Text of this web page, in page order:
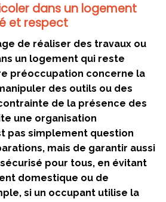
dans un logement
et respect
de réaliser des travaux ou
un logement qui reste
préoccupation concerne la
des outils ou des
de la présence des
une organisation
pas simplement question
mais de garantir aussi
pour tous, en évitant
domestique ou de
si un occupant utilise la